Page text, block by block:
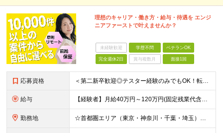
理想のキャリア・働き方・給与・待遇を エンジ
ニアファーストで叶えませんか？
未経験歓迎 学歴不問 ベテランOK
完全週休2日 賞与複数月 面接1回
応募資格 ＜第二新卒歓迎◎テスター経験のみでもOK！転職回数不問＞ ■学歴不問 ■ブランクOK ■エンジニアとしての実務経験が1年以上ある方 └開発、インフラ、工程、言語は一切不問！ ※未経験も若干名募集して
給与 【経験者】月給40万円～120万円(固定残業代含む)+各種手当 ★前職給与の総収入額を100％保証｜還元率84％〜100％ ★20代の平均年収570万円 ※月給には、みなし残業手当(月30時間／5万
勤務地 ☆首都圏エリア（東京・神奈川・千葉・埼玉）・名古屋・大阪・福岡を中心とした全国各地のプロジェクト先に参画いただきます。 ※希望をヒアリングした上で決定します ☆全国各地からフルリモートOK 【本社】